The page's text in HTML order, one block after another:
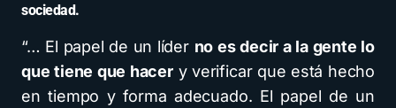
sociedad.
“… El papel de un líder no es decir a la gente lo
que tiene que hacery verificar que está hecho
en tiempo y forma adecuado. El papel de un